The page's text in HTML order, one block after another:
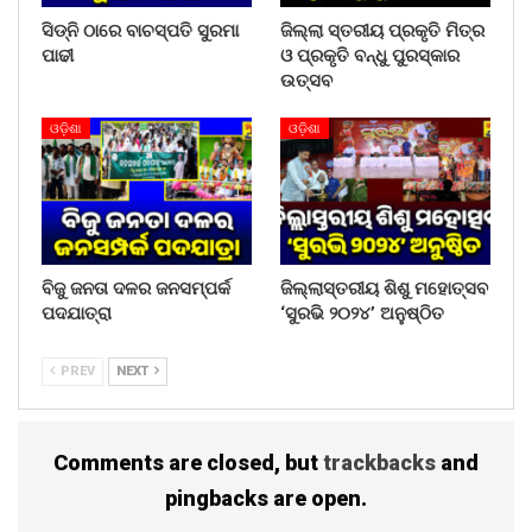
ହେବା ପରେ ଇ.ବିବେକ ରେଡ୍ଡି କହିଛନ୍ତି, ମୁଖ୍ୟମନ୍ତ୍ରୀ ନବୀନ
ପଟ୍ଟନାୟକ ଯେଉଁ ଲକ୍ଷ୍ୟ ନେଇ ଏହି ଦାୟିତ୍ୱ ଦେଇଛନ୍ତି ନିଶ୍ଚିତ
ମୂଷା ଭଳି କାମ କରିବି ବୋଲି ସେ କହିଛନ୍ତି ।
Share on:
WhatsApp
ସିଡ୍‌ନି ଠାରେ ବାଚସ୍ପତି ସୁରମା
ପାଢୀ
ଜିଲ୍ଲା ସ୍ତରୀୟ ପ୍ରକୃତି ମିତ୍ର
ଓ ପ୍ରକୃତି ବନ୍ଧୁ ପୁରସ୍କାର
ଉତ୍ସବ
ଓଡ଼ିଶା
ବିଜୁ ଜନତା ଦଳର ଜନସମ୍ପର୍କ
ପଦଯାତ୍ରା
ଓଡ଼ିଶା
ଜିଲ୍ଲାସ୍ତରୀୟ ଶିଶୁ ମହୋତ୍ସବ
‘ସୁରଭି ୨୦୨୪’ ଅନୁଷ୍ଠିତ
PREV NEXT
Comments are closed, buttrackbacks and
pingbacks are open.